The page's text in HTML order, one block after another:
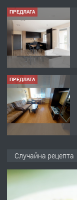
ПРЕДЛАГА
ПРЕДЛАГА
Случайна рецепта